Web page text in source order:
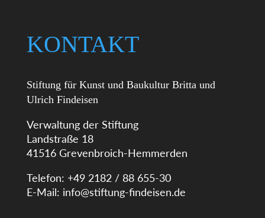
KONTAKT
Stiftung für Kunst und Baukultur Britta und
Ulrich Findeisen
Verwaltung der Stiftung
Landstraße 18
41516 Grevenbroich-Hemmerden
Telefon: +49 2182 / 88 655-30
E-Mail: info@stiftung-findeisen.de